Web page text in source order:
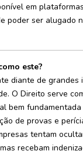
em
poder ser alugado
este?
diante de grandes
O Direito serve
bem fundamentada
de provas e
tentam
recebam